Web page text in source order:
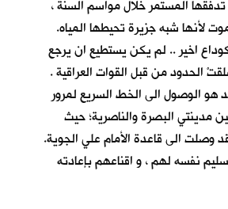
المستمر خلال مواسم السنة ،
لأنها شبه جزيرة تحيطها المياه.
اخير .. لم يكن يستطيع ان يرجع
الحدود من قبل القوات العراقية .
هو الوصول الى الخط السريع لمرور
مدينتي البصرة والناصرية؛ حيث
وصلت الى قاعدة الأمام علي الجوية.
نفسه لهم ، و اقناعهم بإعادته